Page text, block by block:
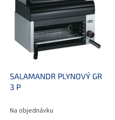
SALAMANDR PLYNOVÝ GR
3 P
Na objednávku